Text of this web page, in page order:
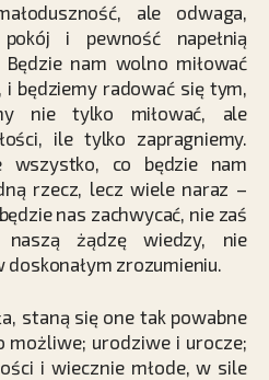
ale odwaga,
pokój i pewność napełnią
nam wolno miłować
i będziemy radować się tym,
nie tylko miłować, ale
ile tylko zapragniemy.
wszystko, co będzie nam
rzecz, lecz wiele naraz –
nas zachwycać, nie zaś
naszą żądzę wiedzy, nie
zrozumieniu.
staną się one tak powabne
możliwe; urodziwe i urocze;
i wiecznie młode, w sile